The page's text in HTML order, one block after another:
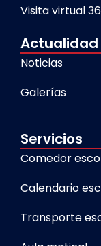
Visita virtual
Actualidad
Noticias
Galerías
Servicios
Comedor
Calendario
Transporte